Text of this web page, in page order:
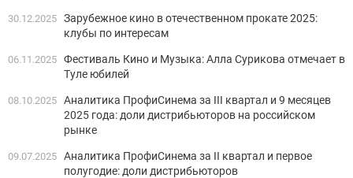
30.12.2025 Зарубежное кино в отечественном прокате 2025:
клубы по интересам
06.11.2025 Фестиваль Кино и Музыка: Алла Сурикова отмечает в
Туле юбилей
08.10.2025 Аналитика ПрофиСинема за III квартал и 9 месяцев
2025 года: доли дистрибьюторов на российском
рынке
09.07.2025 Аналитика ПрофиСинема за II квартал и первое
полугодие: доли дистрибьюторов